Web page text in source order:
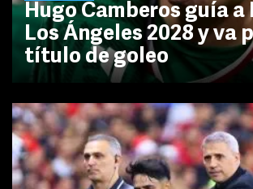
Hugo Camberos guía a
Los Ángeles 2028 y va
título de goleo